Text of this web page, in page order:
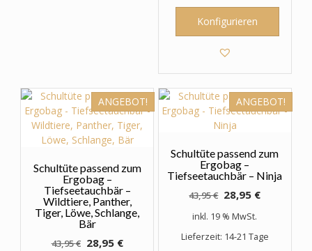
Konfigurieren
ANGEBOT!
Schultüte passend zum
Ergobag –
Tiefseetauchbär – Ninja
43,95€ Ursprünglicher
43,95 €
28,95 €Aktueller
28,95 €.
inkl. 19 % MwSt.
Lieferzeit: 14-21 Tage
ANGEBOT!
Schultüte passend zum
Ergobag –
Tiefseetauchbär –
Wildtiere, Panther,
Tiger, Löwe, Schlange,
Bär
43,95€ Ursprünglicher
28,95 €Aktueller